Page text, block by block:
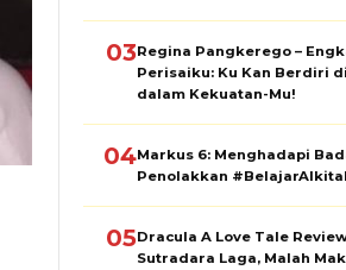
03Regina Pangkerego –
Perisaiku: Ku Kan Berdiri
dalam Kekuatan-Mu!
04Markus 6: Menghadapi
Penolakkan
05Dracula A Love Tale
Sutradara Laga, Malah